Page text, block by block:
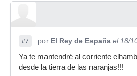
#7 por El Rey de España el 18/
Ya te mantendré al corriente
desde la tierra de las naranjas!!!